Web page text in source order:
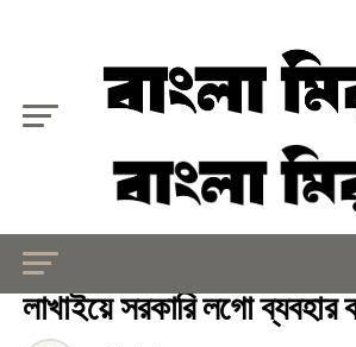
দূর্নীতি
লাখাইয়ে সরকারি লগো ব্যবহার